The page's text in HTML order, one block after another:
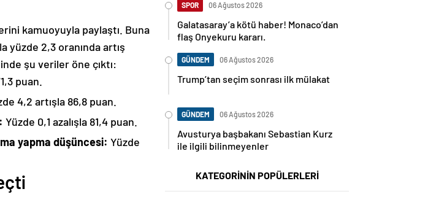
kamuoyuyla paylaştı. Buna
yüzde 2,3 oranında artış
şu veriler öne çıktı:
puan.
4,2 artışla 86,8 puan.
Yüzde 0,1 azalışla 81,4 puan.
yapma düşüncesi: Yüzde
SPOR 06 Ağustos 2026
Galatasaray’a kötü haber! Monaco’dan
flaş Onyekuru kararı.
GÜNDEM 06 Ağustos 2026
Trump’tan seçim sonrası ilk mülakat
GÜNDEM 06 Ağustos 2026
Avusturya başbakanı Sebastian Kurz
ile ilgili bilinmeyenler
KATEGORİNİN POPÜLERLERİ